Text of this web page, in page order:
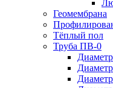
Геомембрана
Тёплый пол
Труба ПВ-0